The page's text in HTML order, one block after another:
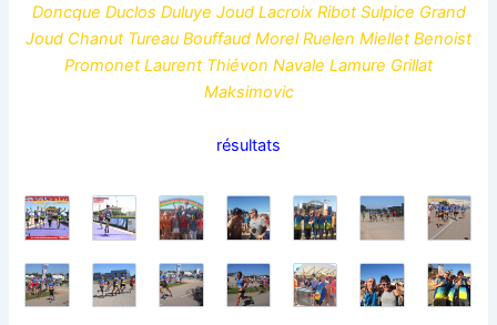
Doncque Duclos Duluye Joud Lacroix Ribot Sulpice Grand
Joud Chanut Tureau Bouffaud Morel Ruelen Miellet Benoist
Promonet Laurent Thiévon Navale Lamure Grillat
Maksimovic
résultats